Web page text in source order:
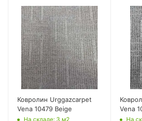
Ковролин Urggazcarpet
Vena 10479 Beige
На складе: 3 м2
Vena
На